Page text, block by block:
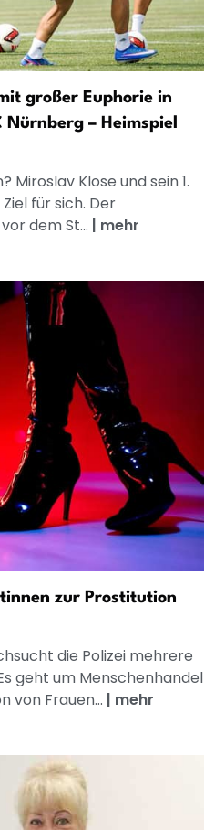
großer Euphorie in
Nürnberg – Heimspiel
Miroslav Klose und sein 1.
für sich. Der
dem St... | mehr
zur Prostitution
die Polizei mehrere
geht um Menschenhandel
von Frauen... | mehr